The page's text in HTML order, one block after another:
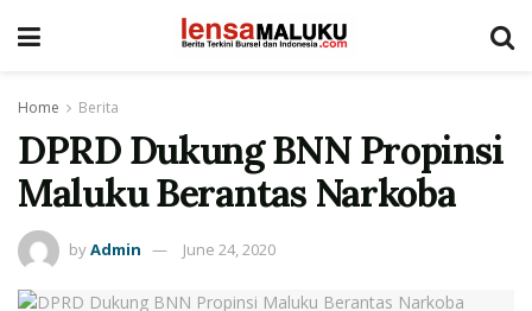
Home Berita
DPRD Dukung BNN Propinsi
Maluku Berantas Narkoba
byAdmin June 24, 2020